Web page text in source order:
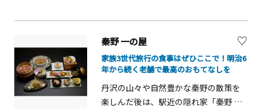
語り合いながら目の前の海へ散歩に出
るのもおすすめ。日常をリセットす
る、特別な1日を過ごしてみませんか。
ろび、幸せな気分に包まれます。季節
のシロップを使った爽やかなソーダで
喉を潤すのも、海辺のカフェならでは
の楽しみです。お気に入りのドリンク
とスイーツを片手に、ただぼんやりと
海を眺める。そんな贅沢でスローな時
間が、ここには流れています。
として知られていますが、1階の「カフ
ふらっと立ち寄れる気軽さが魅力で
す。海風が心地よいテラス席や、窓の
外すぐ下に波が打ち寄せる店内は、ま
るで船の上にいるかのような臨場感。
ドライブの合間や散策のついでに、地
秦野 一の屋
家族3世代旅行の食事はぜひここで！明治6
年から続く老舗で最高のおもてなしを
丹沢の山々や自然豊かな秦野の散策を
楽しんだ後は、駅近の隠れ家「秦野 一